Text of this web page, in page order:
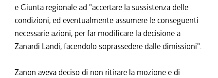
e Giunta regionale ad "accertare la sussistenza delle
condizioni, ed eventualmente assumere le conseguenti
necessarie azioni, per far modificare la decisione a
Zanardi Landi, facendolo soprassedere dalle dimissioni".
Zanon aveva deciso di non ritirare la mozione e di